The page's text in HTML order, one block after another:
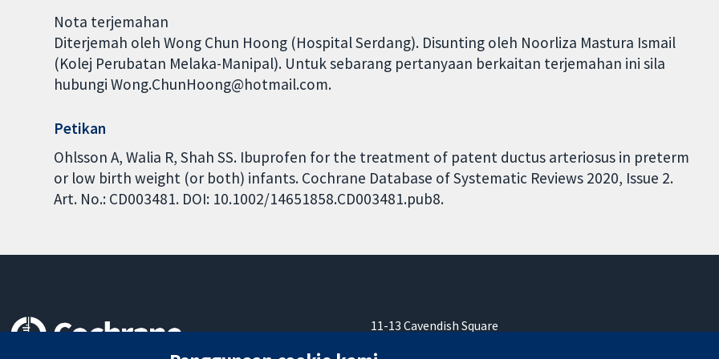
Nota terjemahan
Diterjemah oleh Wong Chun Hoong (Hospital Serdang). Disunting oleh Noorliza Mastura Ismail
(Kolej Perubatan Melaka-Manipal). Untuk sebarang pertanyaan berkaitan terjemahan ini sila
hubungi Wong.ChunHoong@hotmail.com.
Petikan
Ohlsson A, Walia R, Shah SS. Ibuprofen for the treatment of patent ductus arteriosus in preterm
or low birth weight (or both) infants. Cochrane Database of Systematic Reviews 2020, Issue 2.
Art. No.: CD003481. DOI: 10.1002/14651858.CD003481.pub8.
11-13 Cavendish Square